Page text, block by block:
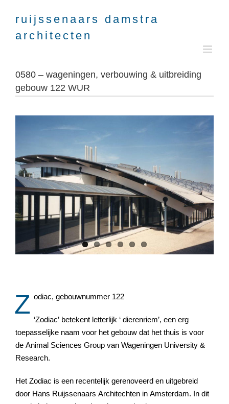
content
0580 – wageningen, verbouwing & uitbreiding
gebouw 122 WUR
Z odiac, gebouwnummer 122
‘Zodiac’ betekent letterlijk ‘ dierenriem’, een erg
toepasselijke naam voor het gebouw dat het thuis is voor
de Animal Sciences Group van Wageningen University &
Research.
Het Zodiac is een recentelijk gerenoveerd en uitgebreid
door Hans Ruijssenaars Architechten in Amsterdam. In dit